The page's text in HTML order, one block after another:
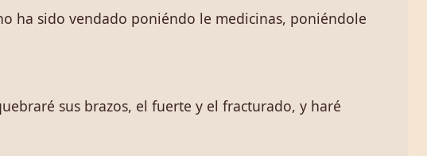
ha sido vendado poniéndo le medicinas, poniéndole
sus brazos, el fuerte y el fracturado, y haré